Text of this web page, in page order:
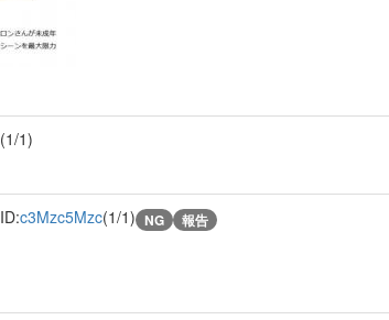
(1/1)
ID:c3Mzc5Mzc(1/1) NG 報告